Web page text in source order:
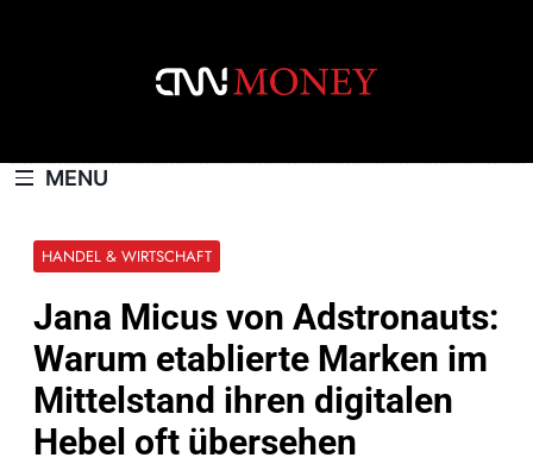
MENU
HANDEL & WIRTSCHAFT
Jana Micus von Adstronauts:
Warum etablierte Marken im
Mittelstand ihren digitalen
Hebel oft übersehen